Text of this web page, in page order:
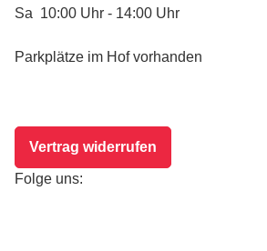
Sa 10:00 Uhr - 14:00 Uhr
Parkplätze im Hof vorhanden
Vertrag widerrufen
Folge uns: